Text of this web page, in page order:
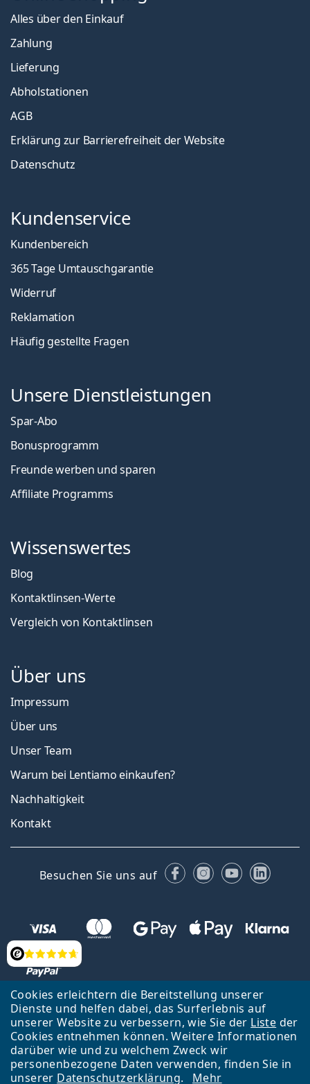
Cookies erleichtern die Bereitstellung unserer
Dienste und helfen dabei, das Surferlebnis auf
unserer Website zu verbessern, wie Sie der Liste der
Cookies entnehmen können. Weitere Informationen
darüber wie und zu welchem Zweck wir
personenbezogene Daten verwenden, finden Sie in
unserer Datenschutzerklärung. Mehr
Bewertung
Alles über den Einkauf
Zahlung
Lieferung
Abholstationen
AGB
Erklärung zur Barrierefreiheit der Website
Datenschutz
Kundenservice
Kundenbereich
365 Tage Umtauschgarantie
Widerruf
Reklamation
Häufig gestellte Fragen
Unsere Dienstleistungen
Spar-Abo
Bonusprogramm
Freunde werben und sparen
Affiliate Programms
Wissenswertes
Blog
Kontaktlinsen-Werte
Vergleich von Kontaktlinsen
Über uns
Impressum
Über uns
Unser Team
Warum bei Lentiamo einkaufen?
Nachhaltigkeit
Kontakt
Besuchen Sie uns auf FacebookInstagram
YouTube
Zurück zur Hauptseite Nach oben
Français
Lentiamo s.r.o., Tschechien ist Eigentümer und Betreiber des Online-
Shops Lentiamo.ch
Seit 18 Jahren sind wir für Sie da.